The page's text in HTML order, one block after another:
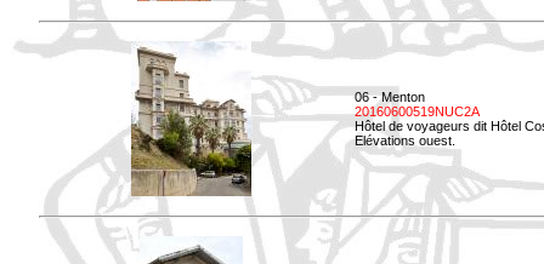
06 - Menton
20160600519NUC2A
Hôtel de voyageurs dit Hôtel
Elévations ouest.